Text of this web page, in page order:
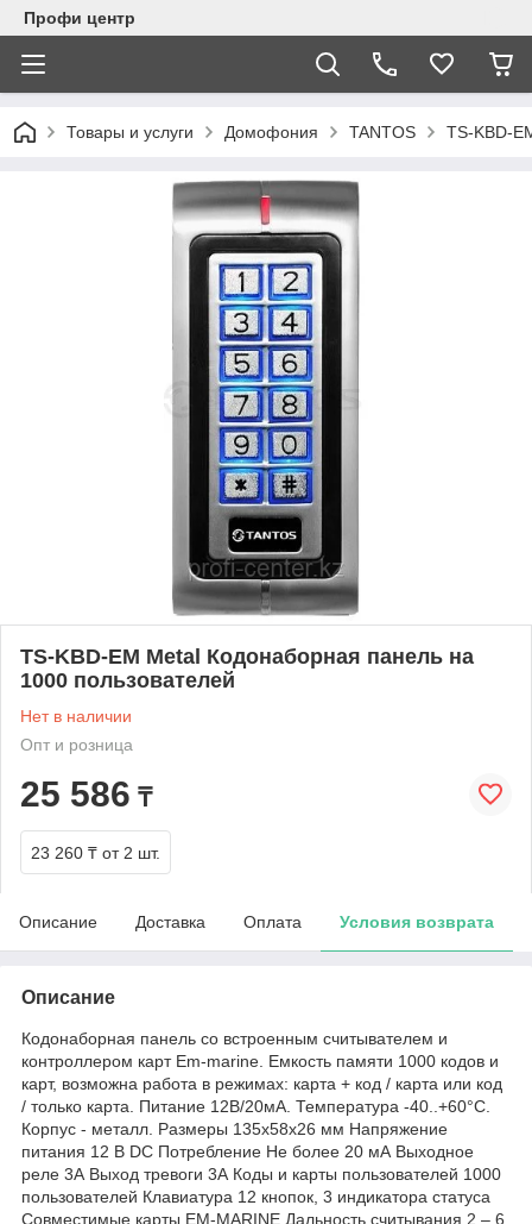
Профи центр
Товары и услуги Домофония TANTOS TS-KBD-
TS-KBD-EM Metal Кодонаборная панель на
1000 пользователей
Нет в наличии
Опт и розница
25 586 ₸
23 260 ₸ от 2 шт.
Описание Доставка Оплата Условия возврата
Описание
Кодонаборная панель со встроенным считывателем и
контроллером карт Em-marine. Емкость памяти 1000 кодов и
карт, возможна работа в режимах: карта + код / карта или код
/ только карта. Питание 12В/20мА. Температура -40..+60°С.
Корпус - металл. Размеры 135х58х26 мм Напряжение
питания 12 В DC Потребление Не более 20 мА Выходное
реле 3А Выход тревоги 3А Коды и карты пользователей 1000
пользователей Клавиатура 12 кнопок, 3 индикатора статуса
Совместимые карты EM-MARINE Дальность считывания 2 – 6